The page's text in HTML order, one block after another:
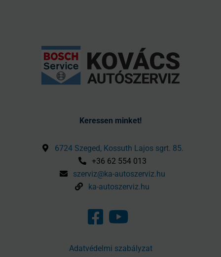
Keressen minket!
6724 Szeged, Kossuth Lajos sgrt. 85.
+36 62 554 013
szerviz@ka-autoszerviz.hu
ka-autoszerviz.hu
Adatvédelmi szabályzat